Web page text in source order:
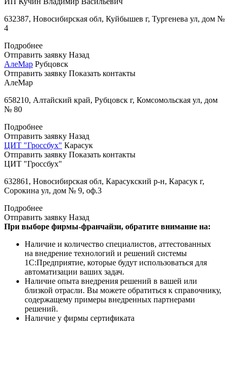
632387, Новосибирская обл, Куйбышев г, Тургенева ул, дом №
4
Подробнее
Отправить заявку Назад
АлеМар Рубцовск
Отправить заявку Показать контакты
АлеМар
658210, Алтайский край, Рубцовск г, Комсомольская ул, дом
№ 80
Подробнее
Отправить заявку Назад
ЦИТ "Гроссбух" Карасук
Отправить заявку Показать контакты
ЦИТ "Гроссбух"
632861, Новосибирская обл, Карасукский р-н, Карасук г,
Сорокина ул, дом № 9, оф.3
Подробнее
Отправить заявку Назад
При выборе фирмы-франчайзи, обратите внимание на:
Наличие и количество специалистов, аттестованных
на внедрение технологий и решений системы
1С:Предприятие, которые будут использоваться для
автоматизации ваших задач.
Наличие опыта внедрения решений в вашей или
близкой отрасли. Вы можете обратиться к справочнику,
содержащему примеры внедренных партнерами
решений.
Наличие у фирмы сертификата